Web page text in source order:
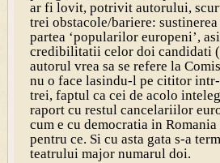
ar fi lovit, potrivit autorului,
trei obstacole/bariere:
partea ‘popularilor europeni’,
credibilitatii celor doi candidati
autorul vrea sa se refere la
nu o face lasindu-l pe cititor
trei, faptul ca cei de acolo
raport cu restul cancelariilor
cum e cu democratia in
pentru ce. Si cu asta gata s-a
teatrului major numarul doi.